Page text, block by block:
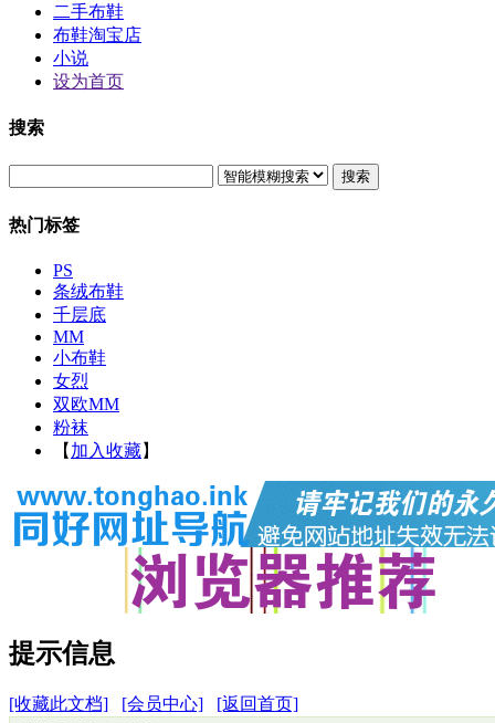
二手布鞋
布鞋淘宝店
小说
设为首页
搜索
搜索
热门标签
PS
条绒布鞋
千层底
MM
小布鞋
女烈
双欧MM
粉袜
【 加入收藏】
提示信息
[收藏此文档] [会员中心]
[返回首页]